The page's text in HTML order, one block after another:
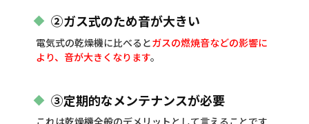
②ガス式のため音が大きい
電気式の乾燥機に比べるとガスの燃焼音などの影響に
より、音が大きくなります。
③定期的なメンテナンスが必要